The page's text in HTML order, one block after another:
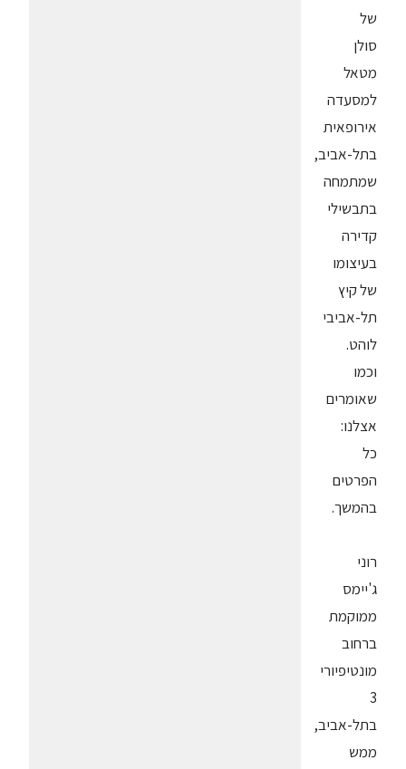
של
סולן
מטאל
למסעדה
אירופאית
בתל-אביב,
שמתמחה
בתבשילי
קדירה
בעיצומו
של קיץ
תל-אביבי
לוהט.
וכמו
שאומרים
אצלנו:
כל
הפרטים
בהמשך.
רוני
ג'יימס
ממוקמת
ברחוב
מונטיפיורי
3
בתל-אביב,
ממש